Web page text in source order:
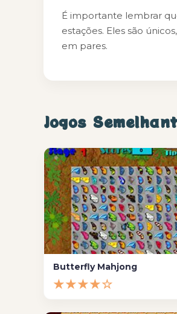
É importante lembrar
estações. Eles são
em pares.
Jogos
Butterfly Mahjong
★★★★☆